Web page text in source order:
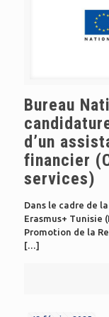
Bureau
d’un
financier
services)
Dans le cadre de
Erasmus+ Tunisie
Promotion de la
[…]